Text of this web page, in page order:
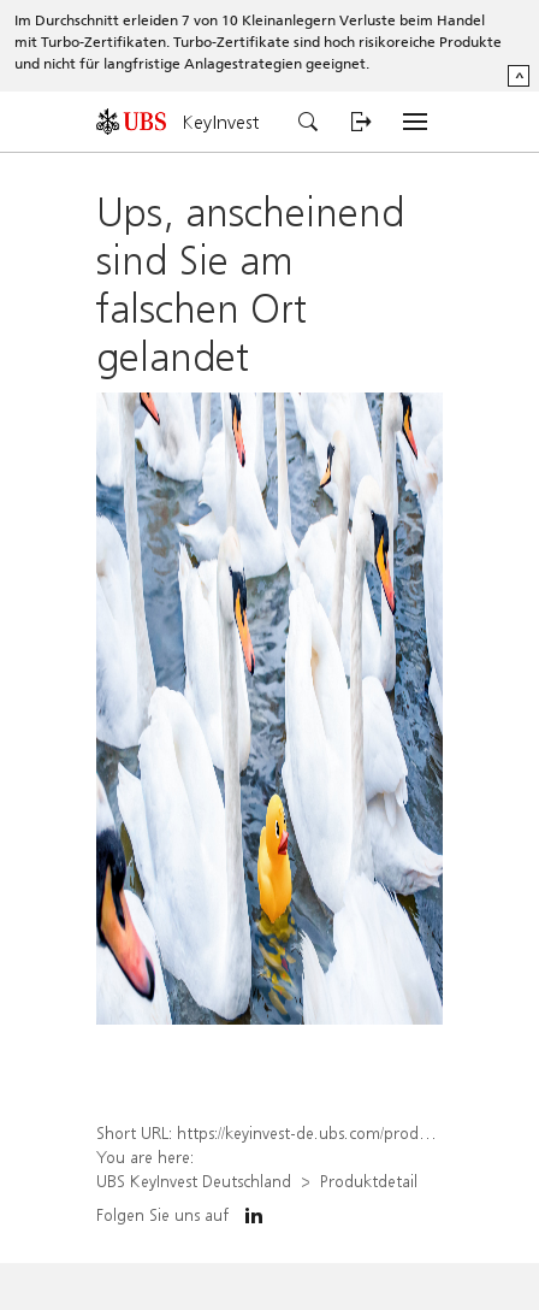
Im Durchschnitt erleiden 7 von 10 Kleinanlegern Verluste beim Handel
mit Turbo-Zertifikaten. Turbo-Zertifikate sind hoch risikoreiche Produkte
und nicht für langfristige Anlagestrategien geeignet.
^
KeyInvest
Ups, anscheinend
sind Sie am
falschen Ort
gelandet
Short URL: https://keyinvest-de.ubs.com/produkt/detail/index/isin/DE000WA9M3E1
You are here:
UBS KeyInvest Deutschland
Produktdetail
Folgen Sie uns auf